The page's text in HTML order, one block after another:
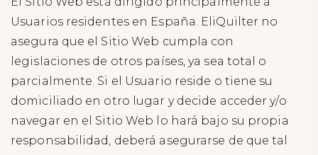
Usuarios residentes en España. EliQuilter no
asegura que el Sitio Web cumpla con
legislaciones de otros países, ya sea total o
parcialmente. Si el Usuario reside o tiene su
domiciliado en otro lugar y decide acceder y/o
navegar en el Sitio Web lo hará bajo su propia
responsabilidad, deberá asegurarse de que tal